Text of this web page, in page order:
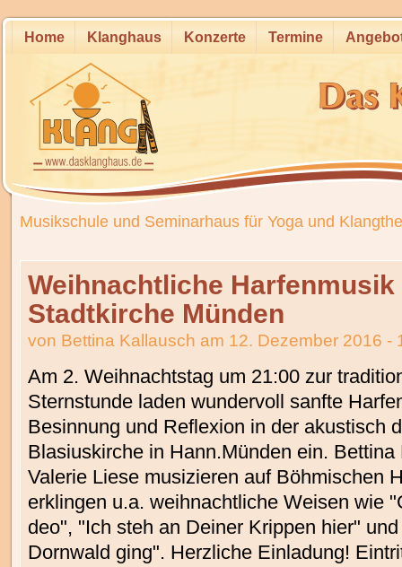
Home Klanghaus Konzerte Termine
Musikschule und Seminarhaus für Yoga und
Weihnachtliche Harfenmusik
Stadtkirche Münden
von Bettina Kallausch am 12. Dezember 2016 -
Am 2. Weihnachtstag um 21:00 zur
Sternstunde laden wundervoll sanfte
Besinnung und Reflexion in der akustisch
Blasiuskirche in Hann.Münden ein. Bettina
Valerie Liese musizieren auf Böhmischen
erklingen u.a. weihnachtliche Weisen wie
deo", "Ich steh an Deiner Krippen hier"
Dornwald ging". Herzliche Einladung!